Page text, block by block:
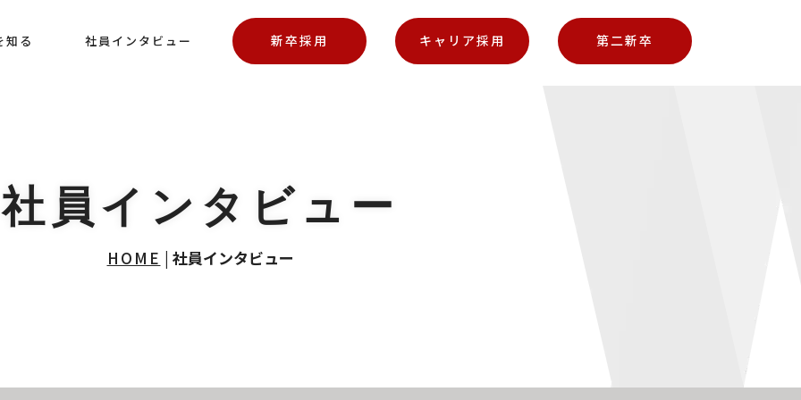
知る 社員インタビュー 新卒採用 キャリア採用 第二新卒
社員インタビュー
HOME | 社員インタビュー